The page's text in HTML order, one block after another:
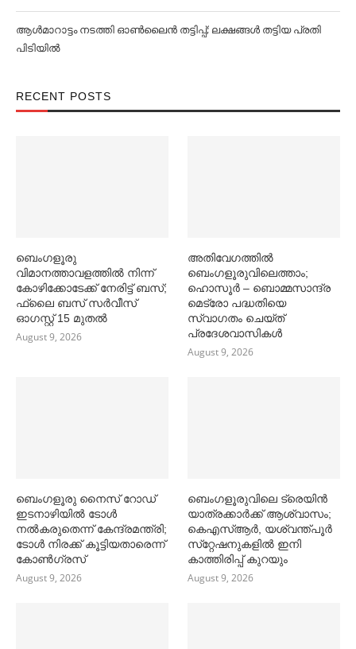
ആള്‍മാറാട്ടം നടത്തി ഓണ്‍ലൈൻ തട്ടിപ്പ്; ലക്ഷങ്ങള്‍ തട്ടിയ പ്രതി
പിടിയില്‍
RECENT POSTS
ബെംഗളൂരു
വിമാനത്താവളത്തില്‍ നിന്ന്
കോഴിക്കോടേക്ക് നേരിട്ട് ബസ്;
ഫ്ലൈ ബസ് സര്‍വീസ്
ഓഗസ്റ്റ് 15 മുതല്‍
August 9, 2026
അതിവേഗത്തില്‍
ബെംഗളൂരുവിലെത്താം;
ഹൊസൂര്‍ – ബൊമ്മസാന്ദ്ര
മെട്രോ പദ്ധതിയെ
സ്വാഗതം ചെയ്ത്
പ്രദേശവാസികള്‍
August 9, 2026
ബെംഗളൂരു നൈസ് റോഡ്
ഇടനാഴിയില്‍ ടോള്‍
നല്‍കരുതെന്ന് കേന്ദ്രമന്ത്രി;
ടോള്‍ നിരക്ക് കൂട്ടിയതാരെന്ന്
കോണ്‍ഗ്രസ്
August 9, 2026
ബെംഗളൂരുവിലെ ട്രെയിൻ
യാത്രക്കാര്‍ക്ക് ആശ്വാസം;
കെഎസ്‌ആര്‍, യശ്വന്ത്പൂര്‍
സ്‌റ്റേഷനുകളില്‍ ഇനി
കാത്തിരിപ്പ് കുറയും
August 9, 2026